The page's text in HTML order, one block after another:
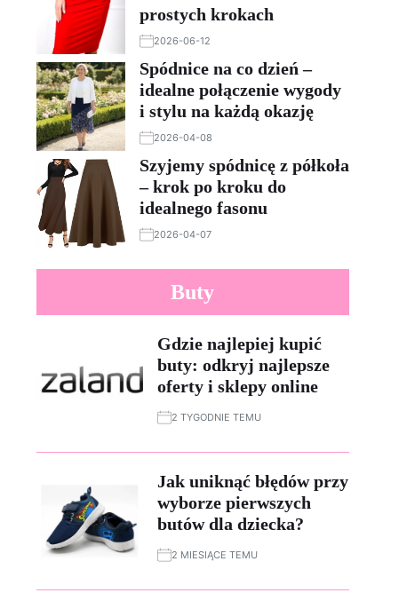
prostych krokach
2026-06-12
Spódnice na co dzień –
idealne połączenie wygody
i stylu na każdą okazję
2026-04-08
Szyjemy spódnicę z półkoła
– krok po kroku do
idealnego fasonu
2026-04-07
Buty
Gdzie najlepiej kupić
buty: odkryj najlepsze
oferty i sklepy online
2 TYGODNIE TEMU
Jak uniknąć błędów przy
wyborze pierwszych
butów dla dziecka?
2 MIESIĄCE TEMU